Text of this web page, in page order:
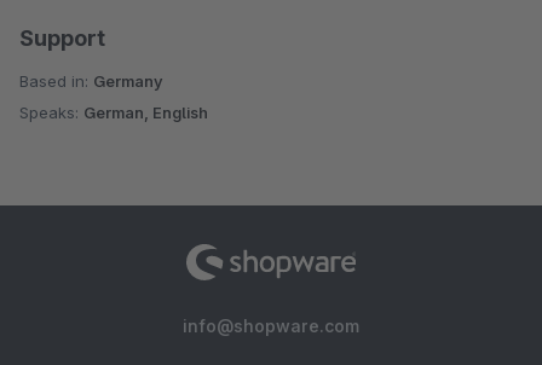
Support
Based in: Germany
Speaks: German, English
info@shopware.com